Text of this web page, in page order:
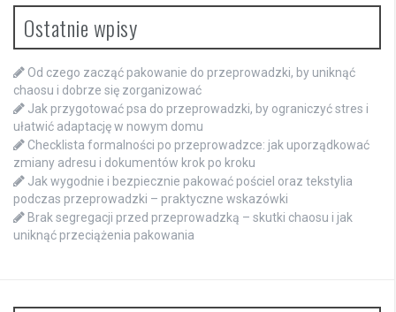
Ostatnie wpisy
Od czego zacząć pakowanie do przeprowadzki, by uniknąć
chaosu i dobrze się zorganizować
Jak przygotować psa do przeprowadzki, by ograniczyć stres i
ułatwić adaptację w nowym domu
Checklista formalności po przeprowadzce: jak uporządkować
zmiany adresu i dokumentów krok po kroku
Jak wygodnie i bezpiecznie pakować pościel oraz tekstylia
podczas przeprowadzki – praktyczne wskazówki
Brak segregacji przed przeprowadzką – skutki chaosu i jak
uniknąć przeciążenia pakowania